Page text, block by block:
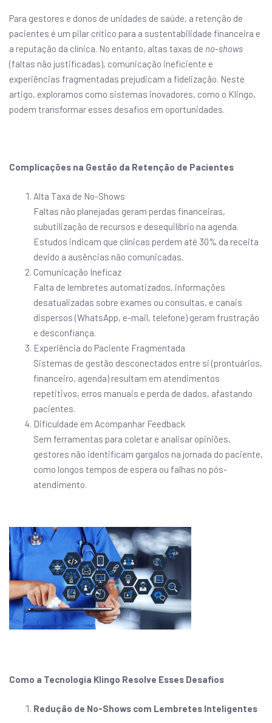
Para gestores e donos de unidades de saúde, a retenção de
pacientes é um pilar crítico para a sustentabilidade financeira e
a reputação da clínica. No entanto, altas taxas de no-shows
(faltas não justificadas), comunicação ineficiente e
experiências fragmentadas prejudicam a fidelização. Neste
artigo, exploramos como sistemas inovadores, como o Klingo,
podem transformar esses desafios em oportunidades.
Complicações na Gestão da Retenção de Pacientes
Alta Taxa de No-Shows
Faltas não planejadas geram perdas financeiras,
subutilização de recursos e desequilíbrio na agenda.
Estudos indicam que clínicas perdem até 30% da receita
devido a ausências não comunicadas.
Comunicação Ineficaz
Falta de lembretes automatizados, informações
desatualizadas sobre exames ou consultas, e canais
dispersos (WhatsApp, e-mail, telefone) geram frustração
e desconfiança.
Experiência do Paciente Fragmentada
Sistemas de gestão desconectados entre si (prontuários,
financeiro, agenda) resultam em atendimentos
repetitivos, erros manuais e perda de dados, afastando
pacientes.
Dificuldade em Acompanhar Feedback
Sem ferramentas para coletar e analisar opiniões,
gestores não identificam gargalos na jornada do paciente,
como longos tempos de espera ou falhas no pós-
atendimento.
Como a Tecnologia Klingo Resolve Esses Desafios
Redução de No-Shows com Lembretes Inteligentes